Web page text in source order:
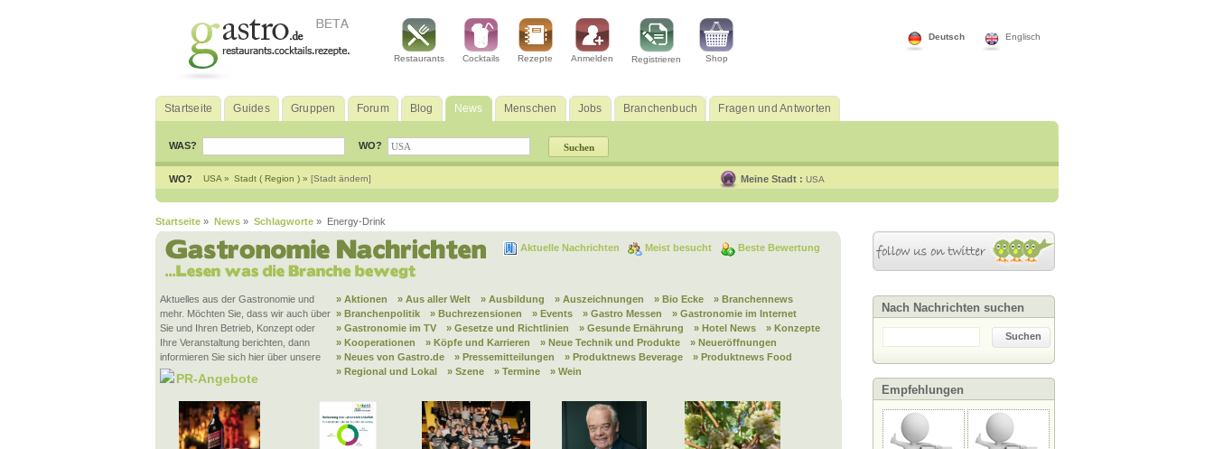
Englisch
Deutsch
Restaurants Cocktails Rezepte Anmelden Registrieren Shop
Startseite Guides Gruppen Forum Blog News Menschen Jobs Branchenbuch Fragen und Antworten
WAS? WO?
WO? USA » Stadt ( Region ) » [Stadt ändern] Meine Stadt : USA
Startseite » News » Schlagworte » Energy-Drink
Aktuelle Nachrichten Meist besucht Beste Bewertung
Aktuelles aus der Gastronomie und
mehr. Möchten Sie, dass wir auch über
Sie und Ihren Betrieb, Konzept oder
Ihre Veranstaltung berichten, dann
informieren Sie sich hier über unsere
PR-Angebote
» Aktionen » Aus aller Welt » Ausbildung » Auszeichnungen » Bio Ecke
» Branchennews
» Branchenpolitik
» Buchrezensionen » Events » Gastro Messen
» Gastronomie im Internet
» Gastronomie im TV
» Gesetze und Richtlinien » Gesunde Ernährung » Hotel News
» Konzepte
» Kooperationen
» Köpfe und Karrieren » Neue Technik und Produkte
» Neueröffnungen
» Neues von Gastro.de
» Pressemitteilungen » Produktnews Beverage
» Produktnews Food
» Regional und Lokal
» Szene » Termine » Wein
Nach Nachrichten suchen
Suchen
Empfehlungen